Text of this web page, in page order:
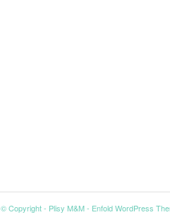
© Copyright - Plisy M&M- Enfold WordPress